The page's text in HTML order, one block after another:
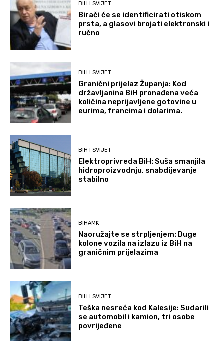
BIH I SVIJET
Birači će se identificirati otiskom
prsta, a glasovi brojati elektronski i
ručno
BIH I SVIJET
Granični prijelaz Županja: Kod
državljanina BiH pronađena veća
količina neprijavljene gotovine u
eurima, francima i dolarima.
BIH I SVIJET
Elektroprivreda BiH: Suša smanjila
hidroproizvodnju, snabdijevanje
stabilno
BIHAMK
Naoružajte se strpljenjem: Duge
kolone vozila na izlazu iz BiH na
graničnim prijelazima
BIH I SVIJET
Teška nesreća kod Kalesije: Sudarili
se automobil i kamion, tri osobe
povrijeđene